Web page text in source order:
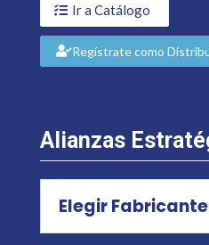
Ir a Catálogo
Regístrate como
Alianzas
Elegir Fabricante